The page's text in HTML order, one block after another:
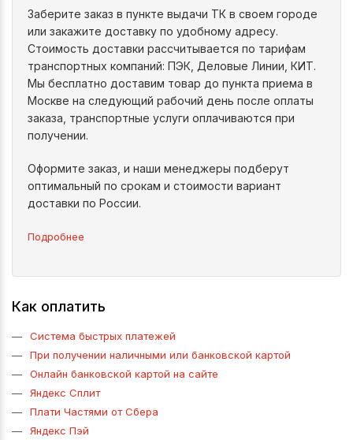
Заберите заказ в пункте выдачи ТК в своем городе
или закажите доставку по удобному адресу.
Стоимость доставки рассчитывается по тарифам
транспортных компаний: ПЭК, Деловые Линии, КИТ.
Мы бесплатно доставим товар до пункта приема в
Москве на следующий рабочий день после оплаты
заказа, транспортные услуги оплачиваются при
получении.
Оформите заказ, и наши менеджеры подберут
оптимальный по срокам и стоимости вариант
доставки по России.
Подробнее
Как оплатить
Система быстрых платежей
При получении наличными или банковской картой
Онлайн банковской картой на сайте
Яндекс Сплит
Плати Частями от Сбера
Яндекс Пэй